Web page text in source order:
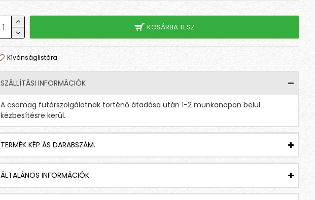
KOSÁRBA TESZ
Kívánságlistára
SZÁLLÍTÁSI INFORMÁCIÓK
A csomag futárszolgálatnak történő átadása után 1-2 munkanapon belül
kézbesítésre kerül.
TERMÉK KÉP ÁS DARABSZÁM.
ÁLTALÁNOS INFORMÁCIÓK